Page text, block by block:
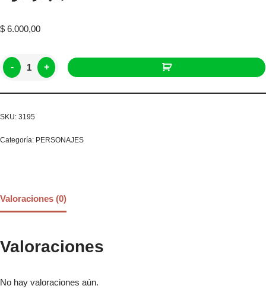
$ 6.000,00
- +
SKU: 3195
Categoría: PERSONAJES
Valoraciones (0)
Valoraciones
No hay valoraciones aún.